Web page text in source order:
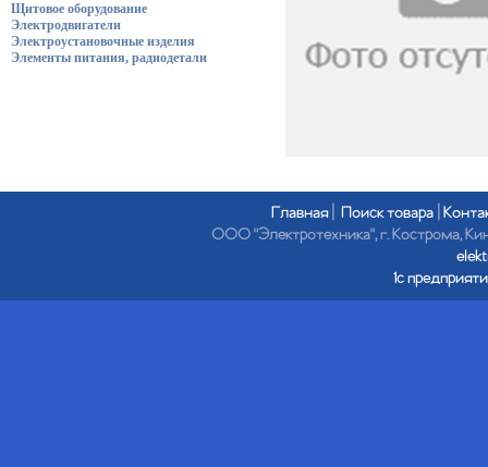
Щитовое оборудование
Электродвигатели
Электроустановочные изделия
Элементы питания, радиодетали
Главная| Поиск товара
ООО "Электротехника", г. Кострома,
1с